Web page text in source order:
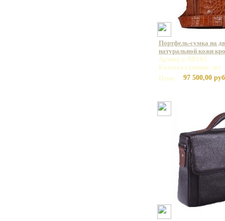
Портфель-сумка на
натуральной кожи
Артикул: ND165
Базовая единица: шт
Цена:
97 500,00